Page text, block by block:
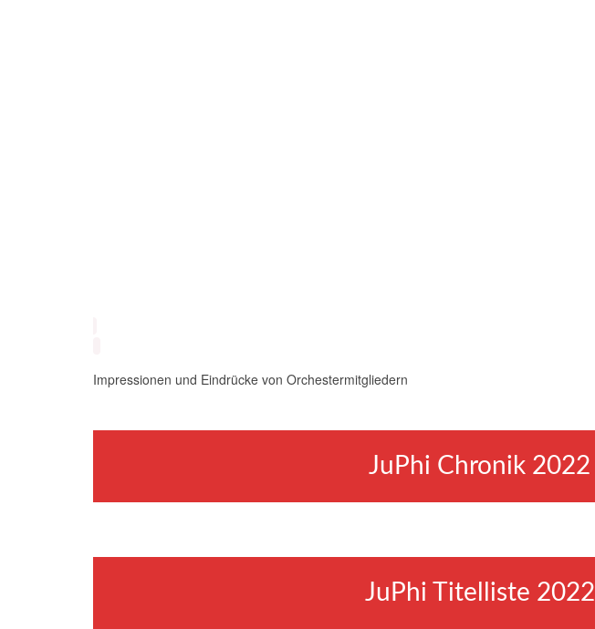
Impressionen und Eindrücke von Orchestermitgliedern
JuPhi Chronik 2022
JuPhi Titelliste 2022